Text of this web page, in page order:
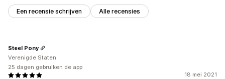
Een recensie schrijven Alle recensies
18 mei 2021
Steel Pony
Verenigde Staten
25 dagen gebruiken de app